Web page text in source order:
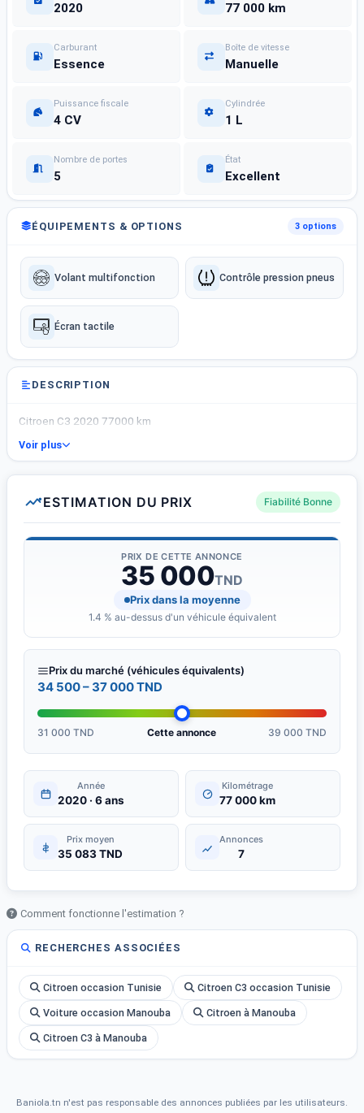
2020 77 000 km
Carburant
Essence
Boîte de vitesse
Manuelle
Puissance fiscale
4 CV
Cylindrée
1 L
Nombre de portes
5
État
Excellent
ÉQUIPEMENTS & OPTIONS 3 options
Volant multifonction Contrôle pression pneus
Écran tactile
DESCRIPTION
Citroen C3 2020 77000 km
Voir plus
ESTIMATION DU PRIX Fiabilité Bonne
PRIX DE CETTE ANNONCE
35 000TND
Prix dans la moyenne
1.4 % au-dessus d'un véhicule équivalent
Prix du marché (véhicules équivalents)
34 500 – 37 000 TND
31 000 TND Cette annonce 39 000 TND
Année
2020 · 6 ans
Kilométrage
77 000 km
Prix moyen
35 083 TND
Annonces
7
Comment fonctionne l'estimation ?
RECHERCHES ASSOCIÉES
Citroen occasion Tunisie Citroen C3 occasion Tunisie
Voiture occasion Manouba Citroen à Manouba
Citroen C3 à Manouba
Baniola.tn n'est pas responsable des annonces publiées par les utilisateurs.